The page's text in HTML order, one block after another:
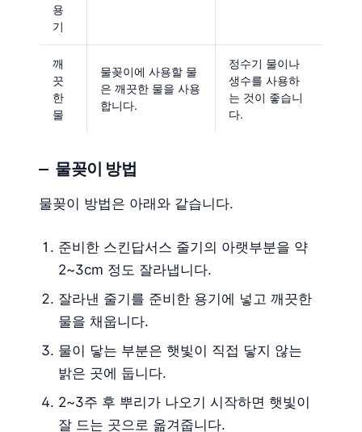
용
기
깨
끗
한
물
물꽂이에 사용할 물
은 깨끗한 물을 사용
합니다.
정수기 물이나
생수를 사용하
는 것이 좋습니
다.
물꽂이 방법
물꽂이 방법은 아래와 같습니다.
준비한 스킨답서스 줄기의 아랫부분을 약
2~3cm 정도 잘라냅니다.
잘라낸 줄기를 준비한 용기에 넣고 깨끗한
물을 채웁니다.
물이 닿는 부분은 햇빛이 직접 닿지 않는
밝은 곳에 둡니다.
2~3주 후 뿌리가 나오기 시작하면 햇빛이
잘 드는 곳으로 옮겨줍니다.